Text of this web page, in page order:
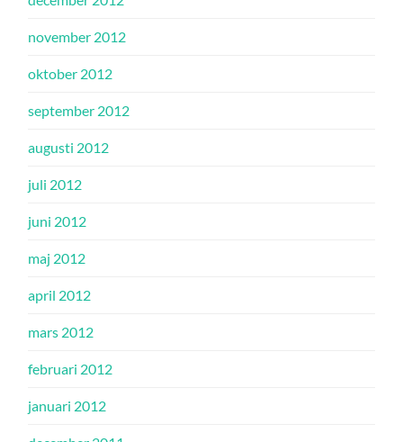
november 2012
oktober 2012
september 2012
augusti 2012
juli 2012
juni 2012
maj 2012
april 2012
mars 2012
februari 2012
januari 2012